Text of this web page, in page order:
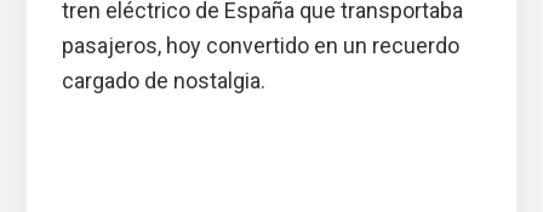
tren eléctrico de España que transportaba
pasajeros, hoy convertido en un recuerdo
cargado de nostalgia.